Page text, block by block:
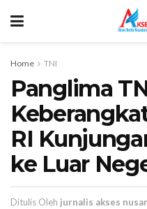
Home TNI
Panglima
RI
ke Luar
Ditulis Oleh jurnalis akses